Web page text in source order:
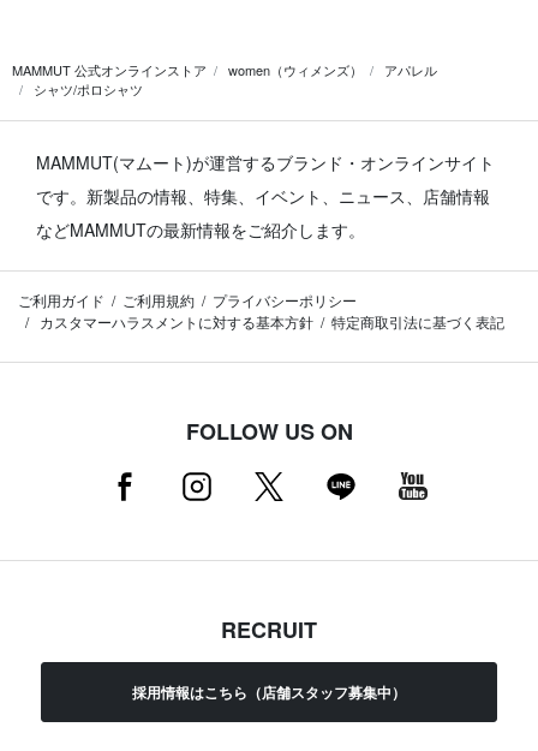
MAMMUT 公式オンラインストア women（ウィメンズ）
アパレル
シャツ/ポロシャツ
MAMMUT(マムート)が運営するブランド・オンラインサイト
です。 新製品の情報、特集、イベント、ニュース、店舗情報
などMAMMUTの最新情報をご紹介します。
ご利用ガイド ご利用規約
プライバシーポリシー
カスタマーハラスメントに対する基本方針
特定商取引法に基づく表記
FOLLOW US ON
RECRUIT
採用情報はこちら（店舗スタッフ募集中）